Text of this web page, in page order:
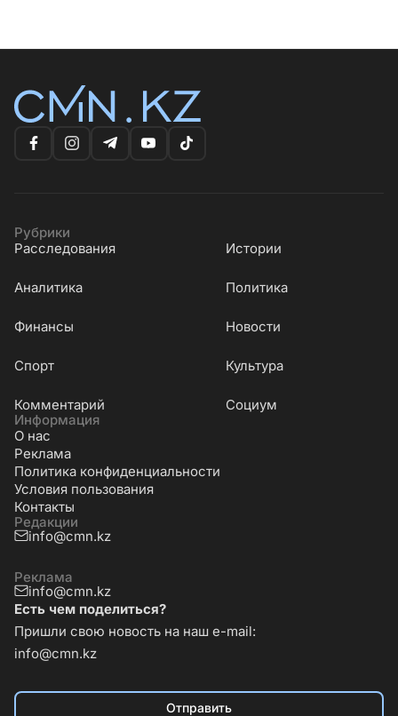
Рубрики
Расследования
Истории
Аналитика Политика
Финансы Новости
Cпорт Культура
Комментарий
Социум
Информация
О нас
Реклама
Политика конфиденциальности
Условия пользования
Контакты
Редакции
info@cmn.kz
Реклама
info@cmn.kz
Есть чем поделиться?
Пришли свою новость на наш e-mail:
info@cmn.kz
Отправить